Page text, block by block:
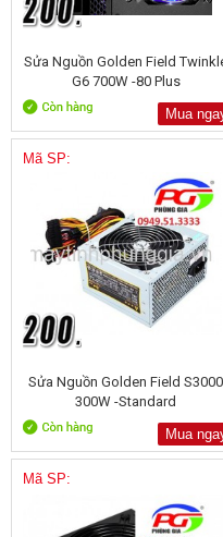
Sửa Nguồn Golden Field
G6 700W -80 Plus
Mua
Mã SP:
Sửa Nguồn Golden Field S3000
300W -Standard
Mua
Mã SP: